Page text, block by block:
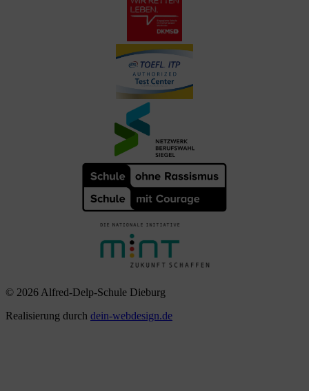
© 2026 Alfred-Delp-Schule Dieburg
Realisierung durch dein-webdesign.de